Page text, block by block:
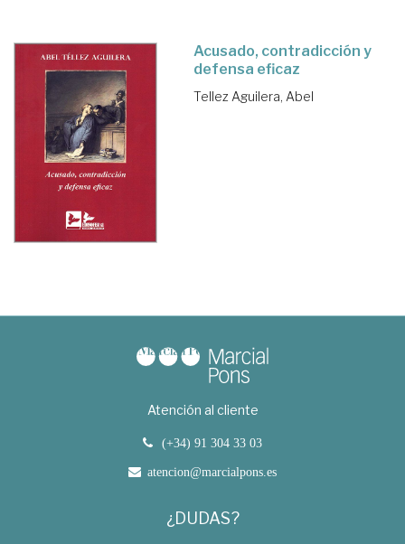
Acusado, contradicción y
defensa eficaz
Tellez Aguilera, Abel
Atención al cliente
(+34) 91 304 33 03
atencion@marcialpons.es
¿DUDAS?